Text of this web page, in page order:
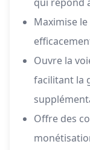
qui répond
Maximise
Ouvre la
facilitant la
Offre des